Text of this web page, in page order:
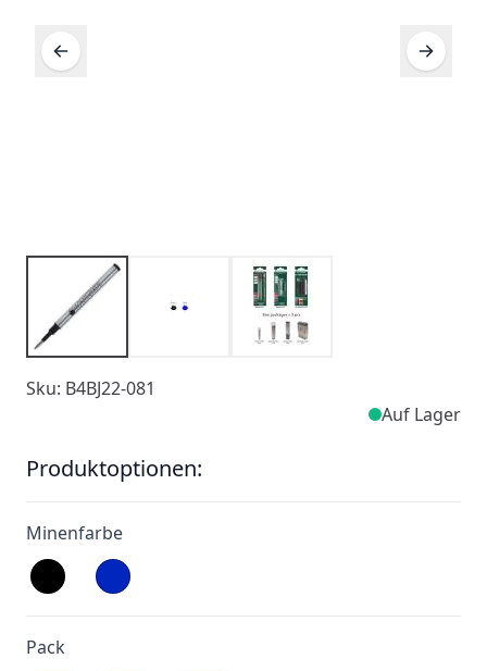
Sku: B4BJ22-081
Auf Lager
Produktoptionen:
Minenfarbe
Pack